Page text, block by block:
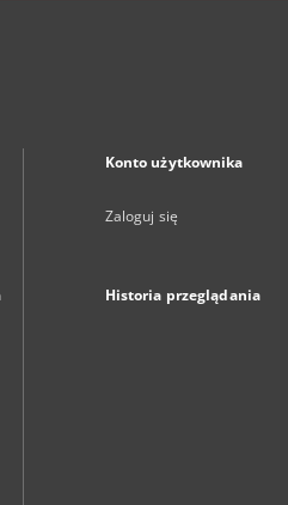
Konto użytkownika
Zaloguj się
Historia przeglądania